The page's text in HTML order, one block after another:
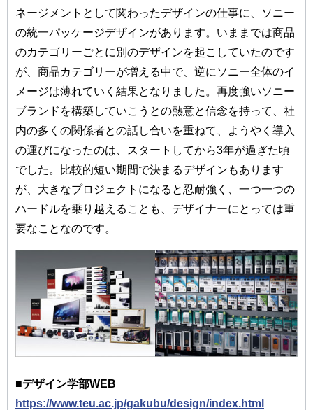
ネージメントとして関わったデザインの仕事に、ソニー
の統一パッケージデザインがあります。いままでは商品
のカテゴリーごとに別のデザインを起こしていたのです
が、商品カテゴリーが増える中で、逆にソニー全体のイ
メージは薄れていく結果となりました。再度強いソニー
ブランドを構築していこうとの熱意と信念を持って、社
内の多くの関係者との話し合いを重ねて、ようやく導入
の運びになったのは、スタートしてから3年が過ぎた頃
でした。比較的短い期間で決まるデザインもあります
が、大きなプロジェクトになると忍耐強く、一つ一つの
ハードルを乗り越えることも、デザイナーにとっては重
要なことなのです。
■デザイン学部WEB
https://www.teu.ac.jp/gakubu/design/index.html